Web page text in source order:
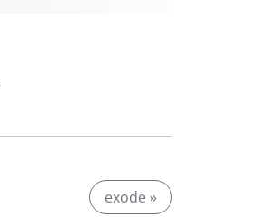
exode »